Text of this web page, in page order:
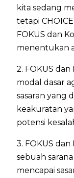
kita sedang
tetapi
FOKUS dan
menentukan
2. FOKUS
modal dasar
sasaran yang
keakuratan
potensi
3. FOKUS
sebuah
mencapai